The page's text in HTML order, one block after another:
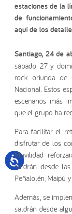
estaciones de la
de
aquí de los
Santiago, 24 de
sábado 27 y
rock oriunda de
Nacional. Estos
escenarios más
que el grupo ha
Para facilitar el
disfrutar de los
Movilidad
saldrán desde
Peñalolén, Maipú
Además, se
saldrán desde